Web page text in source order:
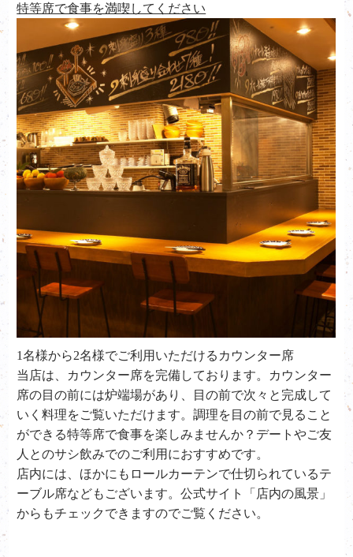
特等席で食事を満喫してください
1名様から2名様でご利用いただけるカウンター席
当店は、カウンター席を完備しております。カウンター
席の目の前には炉端場があり、目の前で次々と完成して
いく料理をご覧いただけます。調理を目の前で見ること
ができる特等席で食事を楽しみませんか？デートやご友
人とのサシ飲みでのご利用におすすめです。
店内には、ほかにもロールカーテンで仕切られているテ
ーブル席などもございます。公式サイト「店内の風景」
からもチェックできますのでご覧ください。